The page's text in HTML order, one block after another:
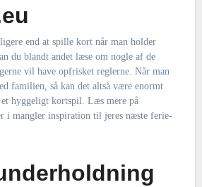
end at spille kort når man holder
du blandt andet læse om nogle af de
vil have opfrisket reglerne. Når man
familien, så kan det altså være enormt
hyggeligt kortspil. Læs mere på
i mangler inspiration til jeres næste ferie-